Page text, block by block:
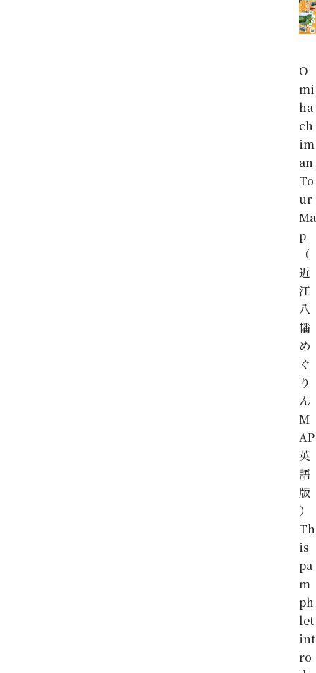
O
mi
ha
ch
im
an
To
ur
Ma
p
（
近
江
八
幡
め
ぐ
り
ん
M
AP
英
語
版
）
Th
is
pa
m
ph
let
int
ro